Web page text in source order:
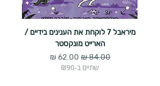
מיראבל 7 לוקחת את הענינים בידיים /
הארייט מונקסטר
מחיר רגיל‏84.00 ‏₪ מחיר מבצע
שתיים ב-₪90